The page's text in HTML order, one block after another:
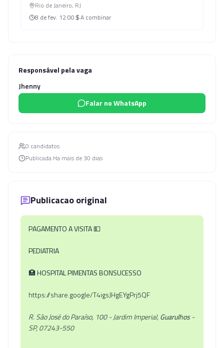
Rio de Janeiro, RJ
8 de fev. 12:00 A combinar
Responsável pela vaga
Jhenny
Falar no WhatsApp
0 candidatos
Publicada Ha mais de 30 dias
Publicacao original
PAGAMENTO A VISITA💵
PEDIATRIA
🏥HOSPITAL PIMENTAS BONSUCESSO
https://share.google/T4igsJHgEYgPrj5QF
R. São José do Paraíso, 100 - Jardim Imperial,Guarulhos-
SP, 07243-550